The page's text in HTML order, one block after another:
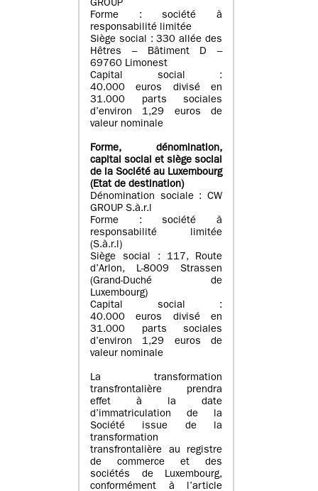
GROUP
Forme : société à
responsabilité limitée
Siège social : 330 allée des
Hêtres – Bâtiment D –
69760 Limonest
Capital social :
40.000 euros divisé en
31.000 parts sociales
d’environ 1,29 euros de
valeur nominale
Forme, dénomination,
capital social et siège social
de la Société au Luxembourg
(Etat de destination)
Dénomination sociale : CW
GROUP S.à.r.l
Forme : société à
responsabilité limitée
(S.à.r.l)
Siège social : 117, Route
d’Arlon, L-8009 Strassen
(Grand-Duché de
Luxembourg)
Capital social :
40.000 euros divisé en
31.000 parts sociales
d’environ 1,29 euros de
valeur nominale
La transformation
transfrontalière prendra
effet à la date
d’immatriculation de la
Société issue de la
transformation
transfrontalière au registre
de commerce et des
sociétés de Luxembourg,
conformément à l’article